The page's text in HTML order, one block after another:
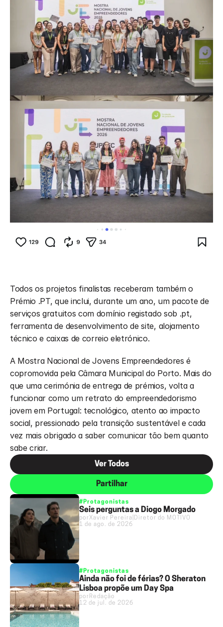
Todos os projetos finalistas receberam também o
Prémio .PT, que inclui, durante um ano, um pacote de
serviços gratuitos com domínio registado sob .pt,
ferramenta de desenvolvimento de site, alojamento
técnico e caixas de correio eletrónico.
A Mostra Nacional de Jovens Empreendedores é
copromovida pela Câmara Municipal do Porto. Mais do
que uma cerimónia de entrega de prémios, volta a
funcionar como um retrato do empreendedorismo
jovem em Portugal: tecnológico, atento ao impacto
social, pressionado pela transição sustentável e cada
vez mais obrigado a saber comunicar tão bem quanto
sabe criar.
Ver Todos
Partilhar
#Protagonistas
Seis perguntas a Diogo Morgado
porXavier Pereira Diretor do MOTIVO
1 de ago. de 2026
#Protagonistas
Ainda não foi de férias? O Sheraton
Lisboa propõe um Day Spa
por Redação
12 de jul. de 2026